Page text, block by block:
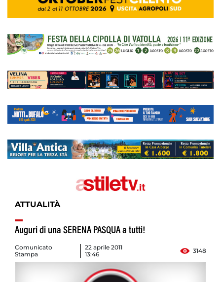
ATTUALITÀ
Auguri di una SERENA PASQUA a tutti!
Comunicato
Stampa
22 aprile 2011
13:46
3148